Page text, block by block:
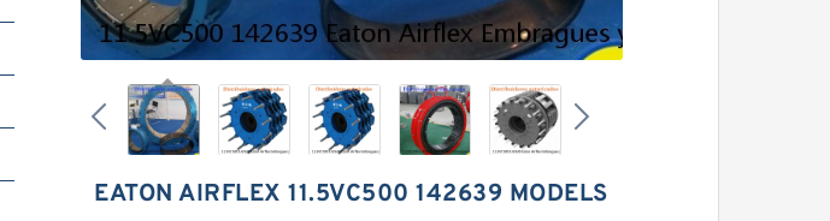
EATON AIRFLEX 11.5VC500 142639 MODELS